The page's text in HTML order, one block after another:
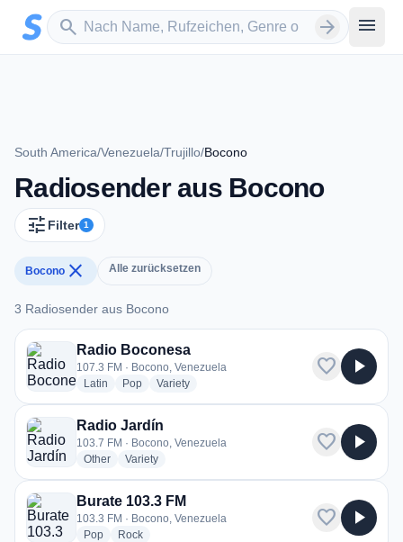
Zum Hauptinhalt springen
search
Sender suchen arrow_forward menu
South America/Venezuela/Trujillo/Bocono
Radiosender aus Bocono
tune Filter 1
Bocono close Alle zurücksetzen
3 Radiosender aus Bocono
3 Radiosender aus Bocono
Radio Boconesa
107.3 FM · Bocono, Venezuela
Latin radio stations
Popradio stations
Varietyradio stations
favorite play_arrow
Radio Jardín
103.7 FM · Bocono, Venezuela
Otherradio stations
Varietyradio stations
favorite play_arrow
Burate 103.3 FM
103.3 FM · Bocono, Venezuela
Popradio stations
Rockradio stations
favorite play_arrow